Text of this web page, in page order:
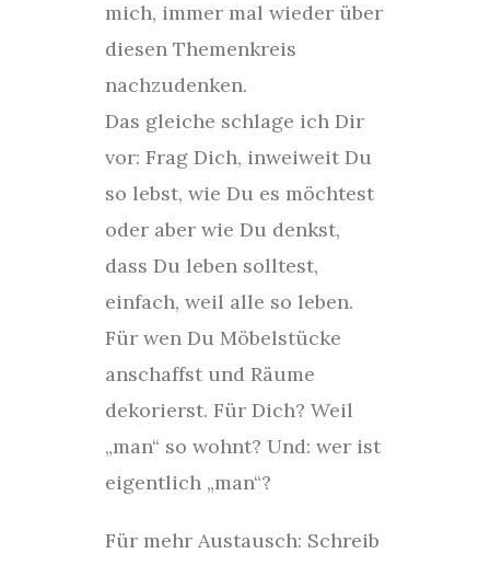
mich, immer mal wieder über
diesen Themenkreis
nachzudenken.
Das gleiche schlage ich Dir
vor: Frag Dich, inweiweit Du
so lebst, wie Du es möchtest
oder aber wie Du denkst,
dass Du leben solltest,
einfach, weil alle so leben.
Für wen Du Möbelstücke
anschaffst und Räume
dekorierst. Für Dich? Weil
„man“ so wohnt? Und: wer ist
eigentlich „man“?
Für mehr Austausch: Schreib